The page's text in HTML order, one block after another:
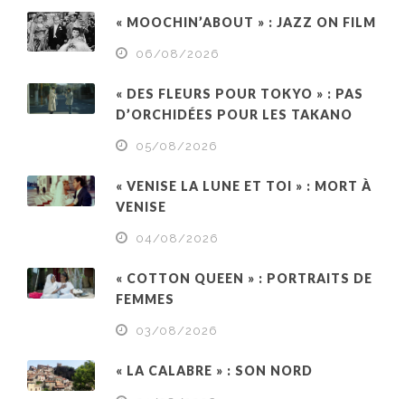
« MOOCHIN’ABOUT » : JAZZ ON FILM
06/08/2026
« DES FLEURS POUR TOKYO » : PAS
D’ORCHIDÉES POUR LES TAKANO
05/08/2026
« VENISE LA LUNE ET TOI » : MORT À
VENISE
04/08/2026
« COTTON QUEEN » : PORTRAITS DE
FEMMES
03/08/2026
« LA CALABRE » : SON NORD